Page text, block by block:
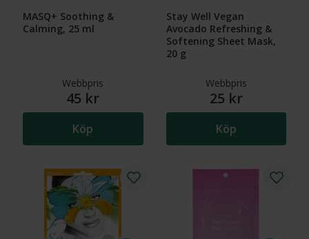
MASQ+ Soothing &
Calming, 25 ml
Webbpris
45 kr
Köp
Stay Well Vegan
Avocado Refreshing &
Softening Sheet Mask,
20 g
Webbpris
25 kr
Köp